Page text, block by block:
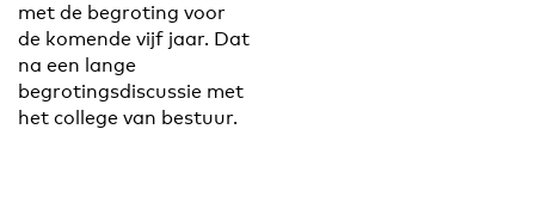
met de begroting voor
de komende vijf jaar. Dat
na een lange
begrotingsdiscussie met
het college van bestuur.